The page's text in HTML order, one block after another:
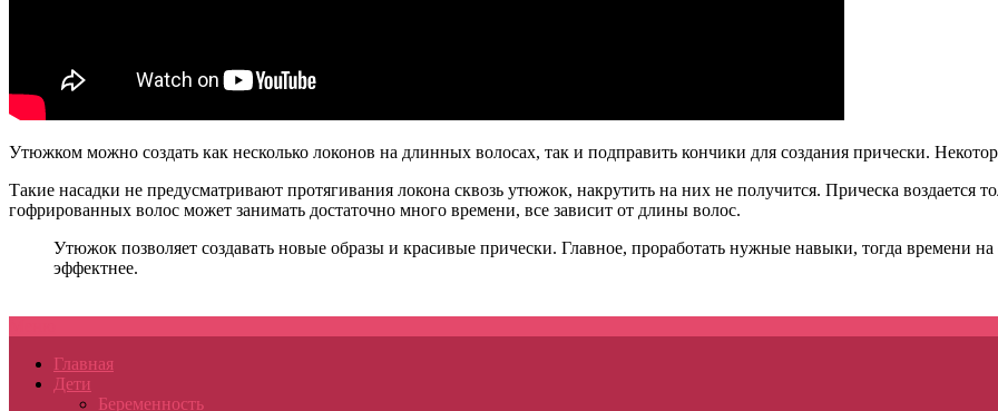
Утюжком можно создать как несколько локонов на длинных волосах, так и подправить кончики для создания прически.
Такие насадки не предусматривают протягивания локона сквозь утюжок, накрутить на них не получится. Прическа воздается
гофрированных волос может занимать достаточно много времени, все зависит от длины волос.
Утюжок позволяет создавать новые образы и красивые прически. Главное, проработать нужные навыки, тогда времени на
эффектнее.
Главная
Дети
Беременность